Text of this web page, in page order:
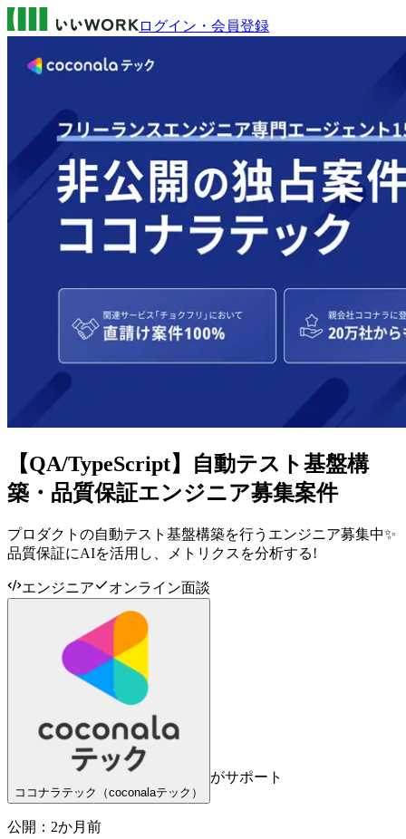
ログイン・会員登録
【QA/TypeScript】自動テスト基盤構
築・品質保証エンジニア募集案件
プロダクトの自動テスト基盤構築を行うエンジニア募集中✨
品質保証にAIを活用し、メトリクスを分析する!
エンジニア オンライン面談
ココナラテック（coconalaテック）
がサポート
公開： 2か月前